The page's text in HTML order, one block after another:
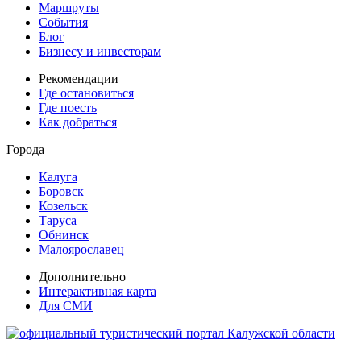
Маршруты
События
Блог
Бизнесу и инвесторам
Рекомендации
Где остановиться
Где поесть
Как добраться
Города
Калуга
Боровск
Козельск
Таруса
Обнинск
Малоярославец
Дополнительно
Интерактивная карта
Для СМИ